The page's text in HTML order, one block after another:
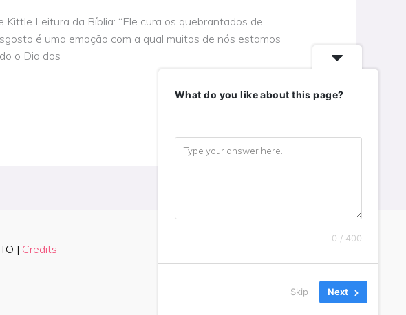
Leitura da Bíblia: “Ele cura os quebrantados de
é uma emoção com a qual muitos de nós estamos
o Dia dos
| Credits
What do you like about this page?
0 / 400
Skip Next